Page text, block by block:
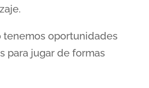
tenemos oportunidades
para jugar de formas